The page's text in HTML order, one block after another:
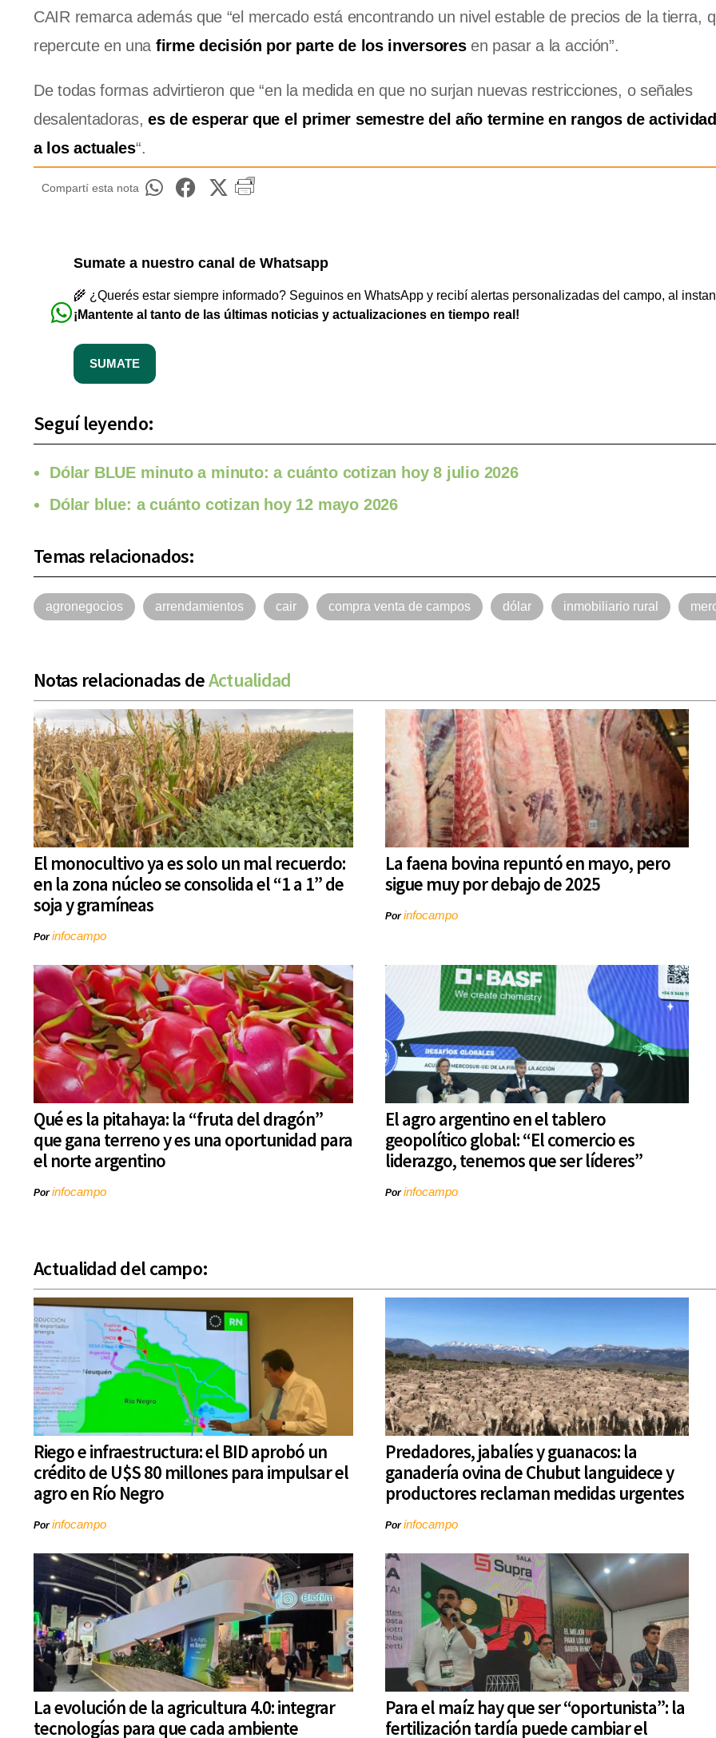
CAIR remarca además que “el mercado está encontrando un nivel estable de precios de la tierra,
repercute en una firme decisión por parte de los inversoresen pasar a la acción”.
De todas formas advirtieron que “en la medida en que no surjan nuevas restricciones, o señales
desalentadoras,es de esperar que el primer semestre del año termine en rangos de
a los actuales“.
Compartí esta nota
Sumate a nuestro canal de Whatsapp
🌾 ¿Querés estar siempre informado? Seguinos en WhatsApp y recibí alertas personalizadas del campo, al
¡Mantente al tanto de las últimas noticias y actualizaciones en tiempo real!
SUMATE
Seguí leyendo:
Dólar BLUE minuto a minuto: a cuánto cotizan hoy 8 julio 2026
Dólar blue: a cuánto cotizan hoy 12 mayo 2026
Temas relacionados:
agronegocios arrendamientos cair compra venta de campos dólar inmobiliario rural
Notas relacionadas deActualidad
El monocultivo ya es solo un mal recuerdo:
en la zona núcleo se consolida el “1 a 1” de
soja y gramíneas
Porinfocampo
La faena bovina repuntó en mayo, pero
sigue muy por debajo de 2025
Porinfocampo
Qué es la pitahaya: la “fruta del dragón”
que gana terreno y es una oportunidad para
el norte argentino
Porinfocampo
El agro argentino en el tablero
geopolítico global: “El comercio es
liderazgo, tenemos que ser líderes”
Porinfocampo
Actualidad del campo:
Riego e infraestructura: el BID aprobó un
crédito de U$S 80 millones para impulsar el
agro en Río Negro
Porinfocampo
Predadores, jabalíes y guanacos: la
ganadería ovina de Chubut languidece y
productores reclaman medidas urgentes
Porinfocampo
La evolución de la agricultura 4.0: integrar
tecnologías para que cada ambiente
Para el maíz hay que ser “oportunista”: la
fertilización tardía puede cambiar el